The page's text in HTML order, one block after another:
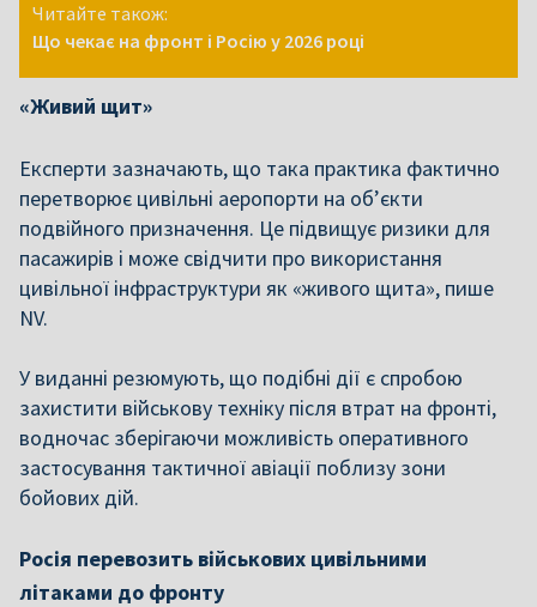
Читайте також:
Що чекає на фронт і Росію у 2026 році
«Живий щит»
Експерти зазначають, що така практика фактично
перетворює цивільні аеропорти на об’єкти
подвійного призначення. Це підвищує ризики для
пасажирів і може свідчити про використання
цивільної інфраструктури як «живого щита», пише
NV.
У виданні резюмують, що подібні дії є спробою
захистити військову техніку після втрат на фронті,
водночас зберігаючи можливість оперативного
застосування тактичної авіації поблизу зони
бойових дій.
Росія перевозить військових цивільними
літаками до фронту